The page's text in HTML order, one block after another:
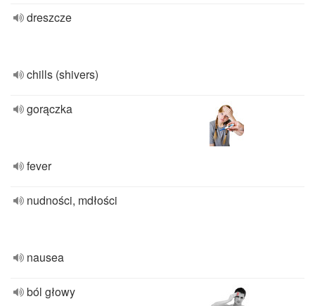
dreszcze
chills (shivers)
gorączka
fever
nudności, mdłości
nausea
ból głowy